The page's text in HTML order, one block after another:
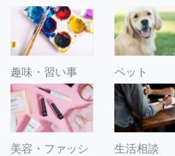
趣味・習い事 ペット
美容・ファッシ
生活相談